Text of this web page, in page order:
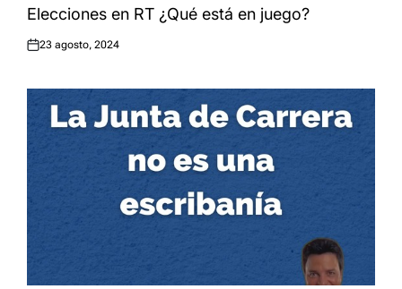
IN
Elecciones en RT ¿Qué está en juego?
Posted
23 agosto, 2024